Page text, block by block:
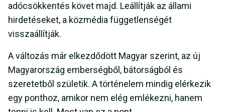
adócsökkentés követ majd. Leállítják az állami
hirdetéseket, a közmédia függetlenségét
visszaállítják.
A változás már elkezdődött Magyar szerint, az új
Magyarország emberségből, bátorságból és
szeretetből születik. A történelem mindig elérkezik
egy ponthoz, amikor nem elég emlékezni, hanem